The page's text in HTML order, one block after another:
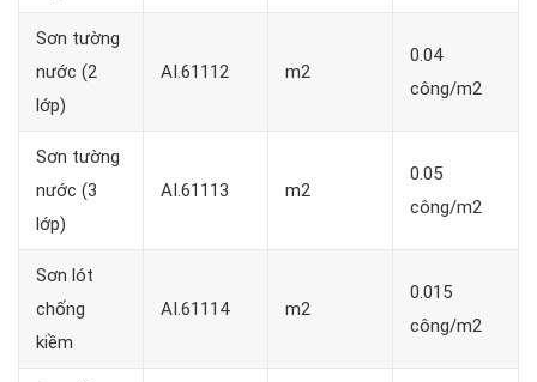
Sơn tường
nước (2
lớp)
AI.61112 m2
0.04
công/m2
Sơn tường
nước (3
lớp)
AI.61113 m2
0.05
công/m2
Sơn lót
chống
kiềm
AI.61114 m2
0.015
công/m2